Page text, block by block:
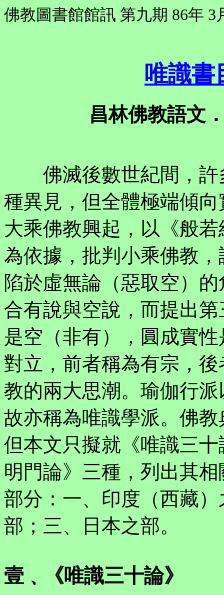
佛教圖書館館訊 第九期 86年 3
唯識書
昌林佛教語文
佛滅後數世紀間，許
種異見，但全體極端傾
大乘佛教興起，以《般
為依據，批判小乘佛教
陷於虛無論（惡取空）
合有說與空說，而提出
是空（非有），圓成實
對立，前者稱為有宗，
教的兩大思潮。瑜伽行
故亦稱為唯識學派。佛
但本文只擬就《唯識三
明門論》三種，列出其
部分：一、印度（西藏
部；三、日本之部。
壹﹑《唯識三十論》